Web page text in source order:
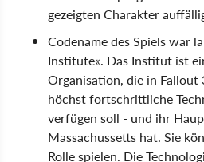
gezeigten Charakter
Codename des Spiels war
Institute«. Das Institut ist
Organisation, die in
höchst fortschrittliche
verfügen soll - und ihr
Massachussetts hat. Sie
Rolle spielen. Die